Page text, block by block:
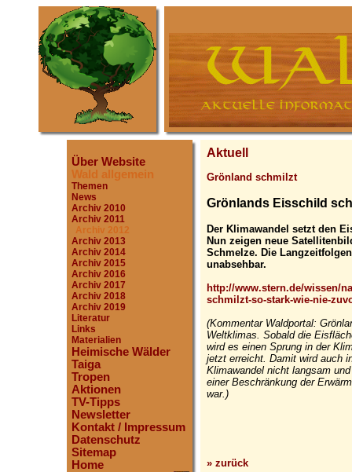
Über Website
Wald allgemein
Themen
News
Archiv 2010
Archiv 2011
Archiv 2012
Archiv 2013
Archiv 2014
Archiv 2015
Archiv 2016
Archiv 2017
Archiv 2018
Archiv 2019
Literatur
Links
Materialien
Heimische Wälder
Taiga
Tropen
Aktionen
TV-Tipps
Newsletter
Kontakt / Impressum
Datenschutz
Sitemap
Home
Aktuell
Grönland schmilzt
Grönlands Eisschild
Der Klimawandel setzt den
Nun zeigen neue
Schmelze. Die
unabsehbar.
http://www.stern.de/wissen/
schmilzt-so-stark-wie-nie-
(Kommentar Waldportal:
Weltklimas. Sobald die
wird es einen Sprung in der
jetzt erreicht. Damit wird auch
Klimawandel nicht langsam
einer Beschränkung der
war.)
» zurück